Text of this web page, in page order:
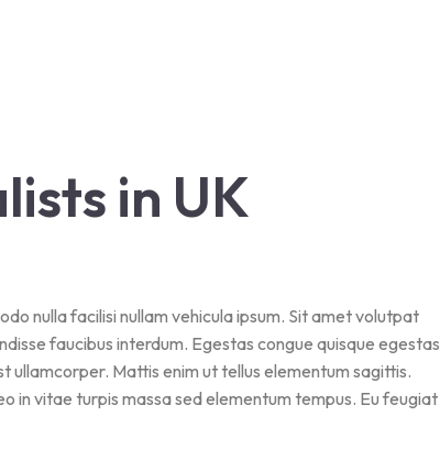
in UK
nulla facilisi nullam vehicula ipsum. Sit amet volutpat
faucibus interdum. Egestas congue quisque egestas
ullamcorper. Mattis enim ut tellus elementum sagittis.
in vitae turpis massa sed elementum tempus. Eu feugiat